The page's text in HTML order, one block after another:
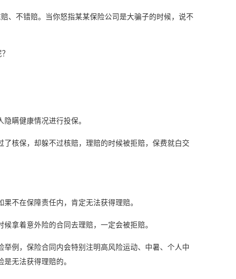
、不错赔。当你怒指某某保险公司是大骗子的时候，说不
瞒健康情况进行投保。
核保，却躲不过核赔，理赔的时候被拒赔，保费就白交
不在保障责任内，肯定无法获得理赔。
拿着意外险的合同去理赔，一定会被拒赔。
例，保险合同内会特别注明高风险运动、中暑、个人中
无法获得理赔的。